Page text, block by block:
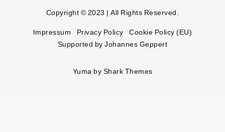
Copyright © 2023 | All Rights Reserved.
Impressum Privacy Policy
Cookie Policy (EU)
Supported by Johannes Geppert
Yuma by Shark Themes